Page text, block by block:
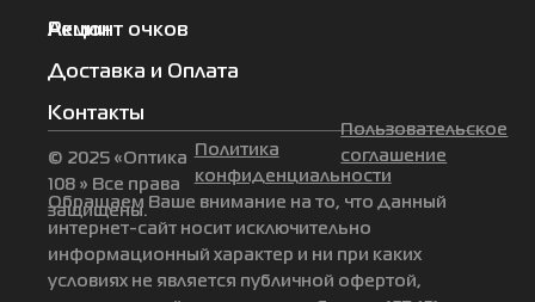
Акции
Ремонт очков
Доставка и Оплата
Контакты
© 2025 «Оптика
108 » Все права
защищены.
Политика
конфиденциальности
Пользовательское
соглашение
Обращаем Ваше внимание на то, что данный
интернет-сайт носит исключительно
информационный характер и ни при каких
условиях не является публичной офертой,